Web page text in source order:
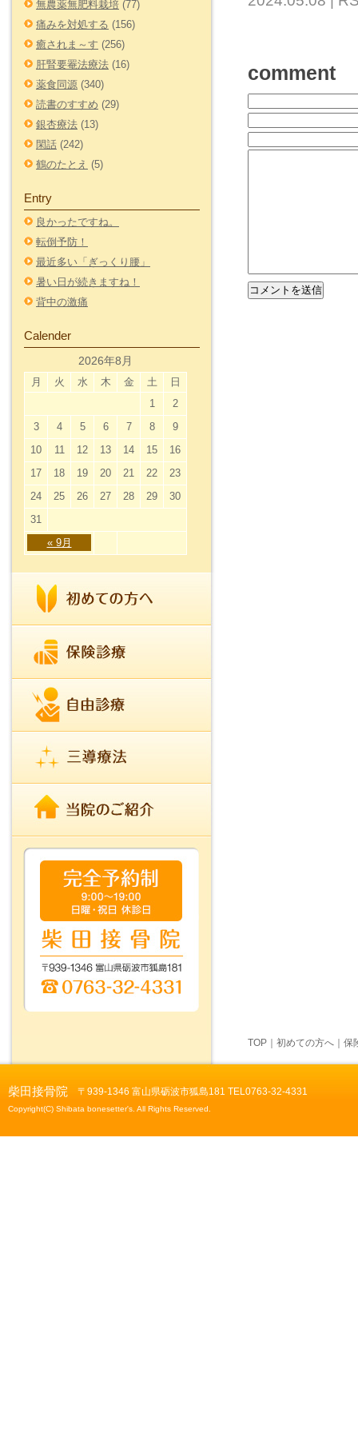
無農薬無肥料栽培 (77)
痛みを対処する (156)
癒されま～す (256)
肝腎要罨法療法 (16)
薬食同源 (340)
読書のすすめ (29)
銀杏療法 (13)
閑話 (242)
鶴のたとえ (5)
Entry
良かったですね。
転倒予防！
最近多い「ぎっくり腰」
暑い日が続きますね！
背中の激痛
Calender
2026年8月
月 火 水 木 金 土 日
« 9月
1
2
3
4 5 6 7 8
9
10
11 12 13 14 15
16
17
18 19 20 21 22
23
24
25 26 27 28 29
30
31
comment
TOP 初めての方へ 保
柴田接骨院 〒939-1346 富山県砺波市狐島181 TEL0763-32-4331
Copyright(C) Shibata bonesetter's. All Rights Reserved.